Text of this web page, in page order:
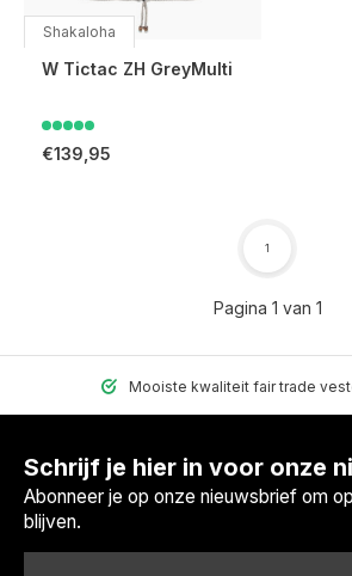
Shakaloha
W Tictac ZH GreyMulti
€139,95
Pagina 1 van 1
1
Mooiste kwaliteit fair trade
Schrijf je hier in voor onze
Abonneer je op onze nieuwsbrief om
blijven.